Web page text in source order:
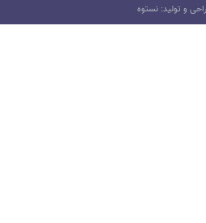
و تولید: نستوه